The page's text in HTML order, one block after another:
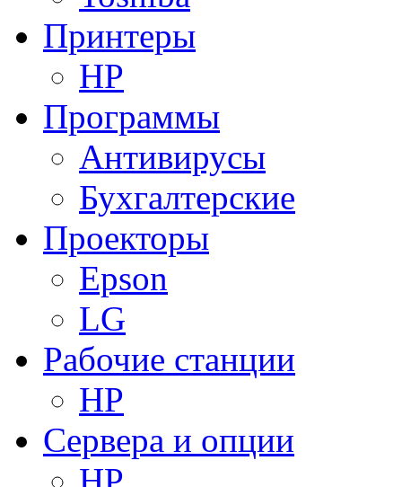
Принтеры
HP
Программы
Антивирусы
Бухгалтерские
Проекторы
Epson
LG
Рабочие станции
HP
Сервера и опции